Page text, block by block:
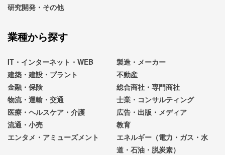
研究開発・その他
業種から探す
IT・インターネット・WEB
製造・メーカー
建築・建設・プラント
不動産
金融・保険
総合商社・専門商社
物流・運輸・交通
士業・コンサルティング
医療・ヘルスケア・介護
広告・出版・メディア
流通・小売
教育
エンタメ・アミューズメント
エネルギー（電力・ガス・水
道・石油・脱炭素）